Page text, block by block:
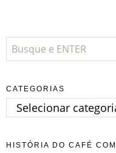
CATEGORIAS
Categorias
HISTÓRIA DO CAFÉ